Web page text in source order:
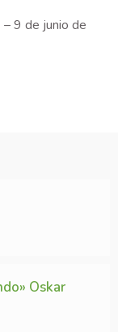
–9 de junio de
Oskar